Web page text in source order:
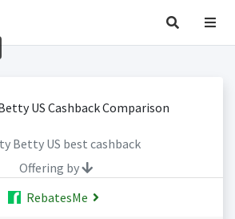
Betty US best cashback
Offering by
RebatesMe